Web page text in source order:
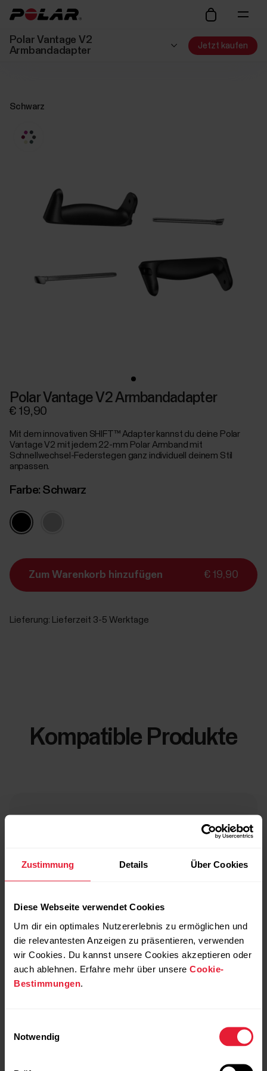
Zustimmung Details Über Cookies
Diese Webseite verwendet Cookies
Um dir ein optimales Nutzererlebnis zu ermöglichen und
die relevantesten Anzeigen zu präsentieren, verwenden
wir Cookies. Du kannst unsere Cookies akzeptieren oder
auch ablehnen. Erfahre mehr über unsere Cookie-
Bestimmungen
Notwendig
Polar Vantage V2
Armbandadapter
Jetzt kaufen
Schwarz
Polar Vantage V2 Armbandadapter
€ 19,90
Mit dem innovativen SHIFT™ Adapter kannst du deine Polar
Vantage V2 mit jedem 22-mm Polar Armband mit
Schnellwechsel-Federstegen ganz individuell deinem Stil
anpassen.
Farbe: Schwarz
Zum Warenkorb hinzufügen € 19,90
Lieferung: Lieferzeit 3-5 Werktage
Kompatible Produkte